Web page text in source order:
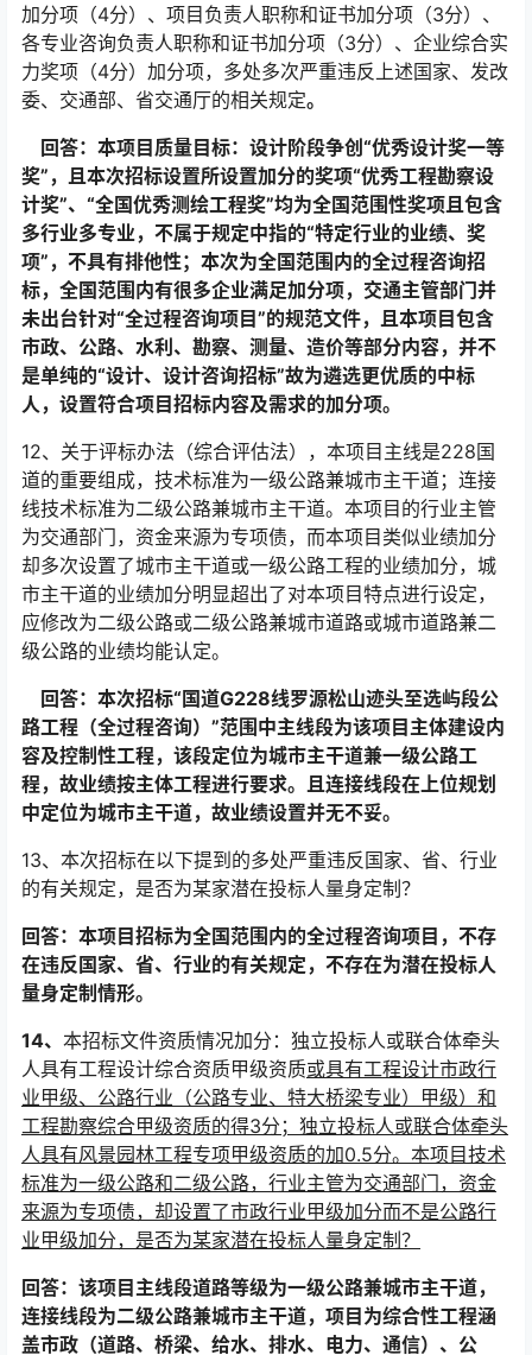
加分项（4分）、项目负责人职称和证书加分项（3分）、
各专业咨询负责人职称和证书加分项（3分）、企业综合实
力奖项（4分）加分项，多处多次严重违反上述国家、发改
委、交通部、省交通厅的相关规定。
回答：本项目质量目标：设计阶段争创“优秀设计奖一等
奖”，且本次招标设置所设置加分的奖项“优秀工程勘察设
计奖”、“全国优秀测绘工程奖”均为全国范围性奖项且包含
多行业多专业，不属于规定中指的“特定行业的业绩、奖
项”，不具有排他性； 本次为全国范围内的全过程咨询招
标， 全国范围内有很多企业满足加分项， 交通主管部门并
未出台针对“全过程咨询项目”的规范文件，且本项目包含
市政、公路、水利、勘察、测量、造价等部分内容，并不
是单纯的“设计、设计咨询招标”故为遴选更优质的中标
人，设置符合项目招标内容及需求的加分项。
12、关于评标办法（综合评估法），本项目主线是228国
道的重要组成，技术标准为一级公路兼城市主干道；连接
线技术标准为二级公路兼城市主干道。本项目的行业主管
为交通部门，资金来源为专项债，而本项目类似业绩加分
却多次设置了城市主干道或一级公路工程的业绩加分，城
市主干道的业绩加分明显超出了对本项目特点进行设定，
应修改为二级公路或二级公路兼城市道路或城市道路兼二
级公路的业绩均能认定。
回答：本次招标“国道G228线罗源松山迹头至选屿段公
路工程（全过程咨询）”范围中主线段为该项目主体建设内
容及控制性工程，该段定位为城市主干道兼一级公路工
程，故业绩按主体工程进行要求。且连接线段在上位规划
中定位为城市主干道，故业绩设置并无不妥。
13、本次招标在以下提到的多处严重违反国家、省、行业
的有关规定，是否为某家潜在投标人量身定制？
回答：本项目招标为全国范围内的全过程咨询项目，不存
在违反国家、省、行业的有关规定，不存在为潜在投标人
量身定制情形。
14、 本招标文件资质情况加分：独立投标人或联合体牵头
人具有工程设计综合资质甲级资质或具有工程设计市政行
业甲级、公路行业（公路专业、特大桥梁专业）甲级）和
工程勘察综合甲级资质的得3分；独立投标人或联合体牵头
人具有风景园林工程专项甲级资质的加0.5分。本项目技术
标准为一级公路和二级公路，行业主管为交通部门，资金
来源为专项债，却设置了市政行业甲级加分而不是公路行
业甲级加分，是否为某家潜在投标人量身定制？
回答：该项目主线段道路等级为一级公路兼城市主干道，
连接线段为二级公路兼城市主干道，项目为综合性工程涵
盖市政（道路、桥梁、给水、排水、电力、通信）、公